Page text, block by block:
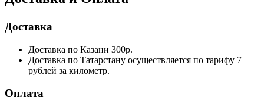
Доставка
Доставка по Казани 300р.
Доставка по Татарстану осуществляется по тарифу 7
рублей за километр.
Оплата